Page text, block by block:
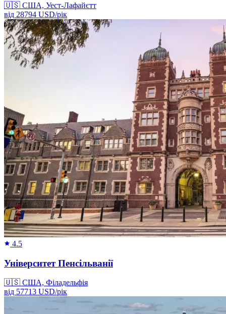
🇺🇸 США, Уест-Лафайєтт
від 28794 USD/рік
4.5
Університет Пенсільванії
🇺🇸 США, Філадельфія
від 57713 USD/рік